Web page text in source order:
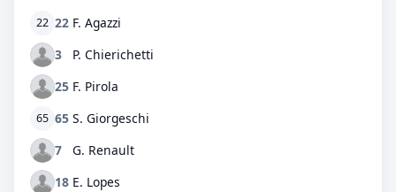
22 22 F. Agazzi
3
P. Chierichetti
25 F. Pirola
65 65 S. Giorgeschi
7
G. Renault
18 E. Lopes